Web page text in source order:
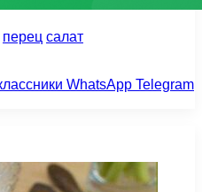
перец салат
WhatsApp Telegram